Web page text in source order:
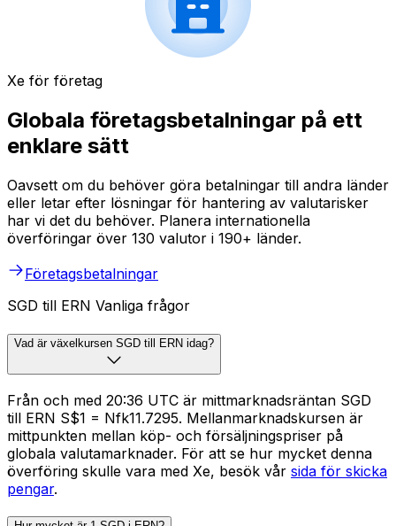
Xe för företag
Globala företagsbetalningar på ett
enklare sätt
Oavsett om du behöver göra betalningar till andra länder
eller letar efter lösningar för hantering av valutarisker
har vi det du behöver. Planera internationella
överföringar över 130 valutor i 190+ länder.
Företagsbetalningar
SGD till ERN Vanliga frågor
Vad är växelkursen SGD till ERN idag?
Från och med 20:36 UTC är mittmarknadsräntan SGD
till ERN S$1 = Nfk11.7295. Mellanmarknadskursen är
mittpunkten mellan köp- och försäljningspriser på
globala valutamarknader. För att se hur mycket denna
överföring skulle vara med Xe, besök vår sida för skicka
pengar.